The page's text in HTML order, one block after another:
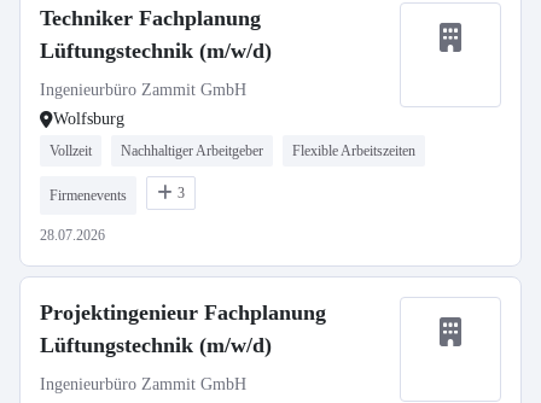
Techniker Fachplanung
Lüftungstechnik (m/w/d)
Ingenieurbüro Zammit GmbH
Wolfsburg
Vollzeit Nachhaltiger Arbeitgeber Flexible Arbeitszeiten
Firmenevents 3
28.07.2026
Projektingenieur Fachplanung
Lüftungstechnik (m/w/d)
Ingenieurbüro Zammit GmbH